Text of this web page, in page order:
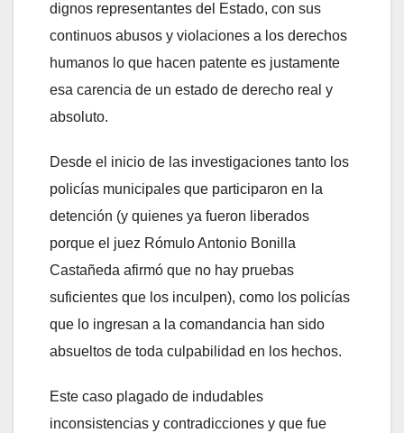
dignos representantes del Estado, con sus
continuos abusos y violaciones a los derechos
humanos lo que hacen patente es justamente
esa carencia de un estado de derecho real y
absoluto.
Desde el inicio de las investigaciones tanto los
policías municipales que participaron en la
detención (y quienes ya fueron liberados
porque el juez Rómulo Antonio Bonilla
Castañeda afirmó que no hay pruebas
suficientes que los inculpen), como los policías
que lo ingresan a la comandancia han sido
absueltos de toda culpabilidad en los hechos.
Este caso plagado de indudables
inconsistencias y contradicciones y que fue